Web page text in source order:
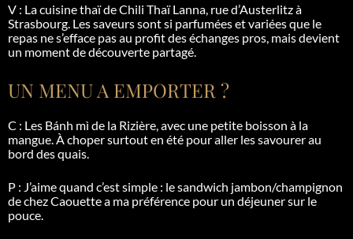
V : La cuisine thaï de Chili ThaïLanna, rue d’Austerlitz à
Strasbourg. Les saveurs sont si parfumées et variées que le
repas ne s’efface pas au profit des échanges pros, mais devient
un moment de découverte partagé.
UN MENU A EMPORTER ?
C : Les Bánh mì de la Rizière, avec une petite boisson à la
mangue. À choper surtout en été pour aller les savourer au
bord des quais.
P : J’aime quand c’est simple : le sandwich jambon/champignon
de chez Caouette a ma préférence pour un déjeuner sur le
pouce.